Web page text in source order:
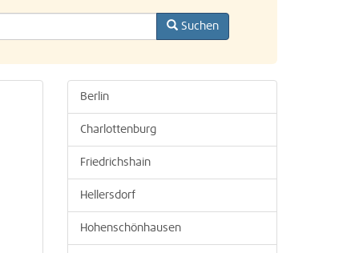
Suchen
Berlin
Charlottenburg
Friedrichshain
Hellersdorf
Hohenschönhausen